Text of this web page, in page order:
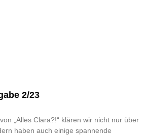
2/23
„Alles Clara?!“ klären wir nicht nur über
haben auch einige spannende